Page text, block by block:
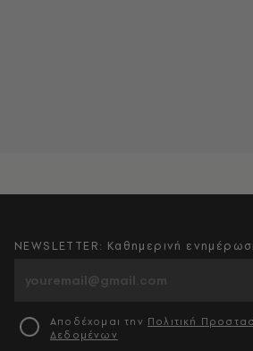
NEWSLETTER: Καθημερινή
Αποδέχομαι την Πολιτική
Δεδομένων